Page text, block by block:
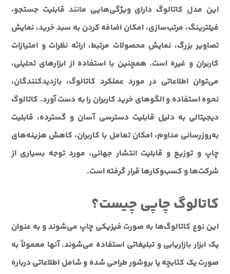
این مدل کاتالوگ دارای ویژگی‌هایی مانند قابلیت جستجو،
فیلترینگ، مرتب‌سازی، امکان اضافه کردن به سبد خرید، نمایش
تصاویر بزرگ، نمایش محصولات مرتبط، ارائه نظرات و امتیازات
کاربران و غیره است. همچنین با استفاده از ابزارهای تحلیلی،
می‌توان اطلاعاتی در مورد عملکرد کاتالوگ، بازدیدکنندگان،
نحوه استفاده و الگوهای خرید کاربران را به دست آورد. کاتالوگ
دیجیتالی به دلیل قابلیت دسترسی آسان و گسترده، قابلیت
به‌روزرسانی مداوم، امکان تعامل با کاربران، کاهش هزینه‌های
چاپ و توزیع و قابلیت انتشار جهانی، مورد توجه بسیاری از
شرکت‌ها و کسب‌وکارها قرار گرفته است.
کاتالوگ چاپی چیست؟
این نوع کاتالوگ‌ها به صورت فیزیکی چاپ می‌شوند و به عنوان
یک ابزار بازاریابی و تبلیغاتی استفاده می‌شوند. آنها معمولاً به
صورت یک کتابچه یا بروشور طراحی شده و شامل اطلاعاتی درباره